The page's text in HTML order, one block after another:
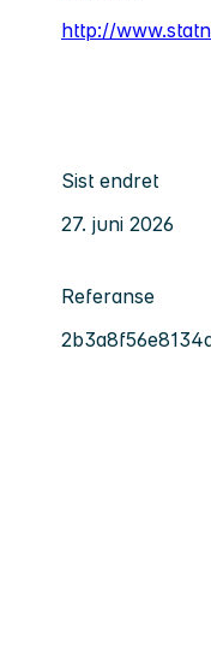
http://
Sist endret
27. juni 2026
Referanse